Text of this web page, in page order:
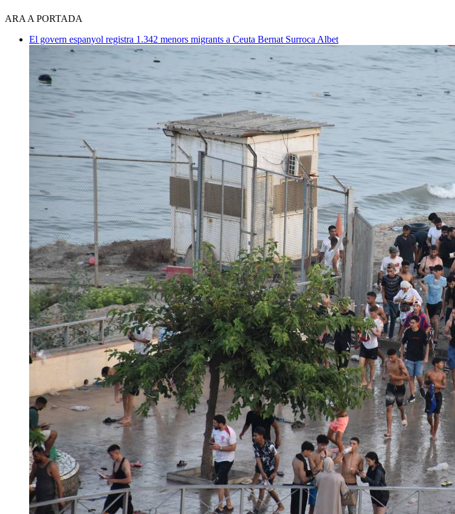
ARA A PORTADA
El govern espanyol registra 1.342 menors migrants a Ceuta Bernat Surroca Albet